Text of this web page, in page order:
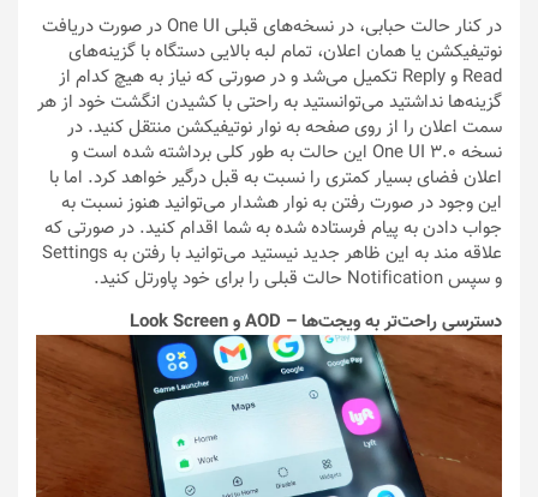
در کنار حالت حبابی، در نسخه‌های قبلی One UI در صورت دریافت
نوتیفیکشن یا همان اعلان، تمام لبه بالایی دستگاه با گزینه‌های
Read و Reply تکمیل می‌شد و در صورتی که نیاز به هیچ کدام از
گزینه‌ها نداشتید می‌توانستید به راحتی با کشیدن انگشت خود از هر
سمت اعلان را از روی صفحه به نوار نوتیفیکشن منتقل کنید. در
نسخه One UI 3.0 این حالت به طور کلی برداشته شده است و
اعلان فضای بسیار کمتری را نسبت به قبل درگیر خواهد کرد. اما با
این وجود در صورت رفتن به نوار هشدار می‌توانید هنوز نسبت به
جواب دادن به پیام فرستاده شده به شما اقدام کنید. در صورتی که
علاقه مند به این ظاهر جدید نیستید می‌توانید با رفتن به Settings
و سپس Notification حالت قبلی را برای خود پاورتل کنید.
دسترسی راحت‌تر به ویجت‌ها – AOD و Look Screen